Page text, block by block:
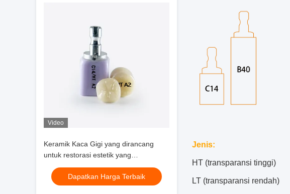
Video
Keramik Kaca Gigi yang dirancang
untuk restorasi estetik yang
membutuhkan translusensi tinggi,
fluoresensi alami, dan daya tahan
Dapatkan Harga Terbaik
Jenis:
HT (transparansi tinggi)
LT (transparansi rendah)